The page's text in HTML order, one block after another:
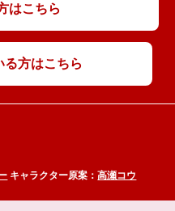
はこちら
る方はこちら
キャラクター原案：高瀬コウ